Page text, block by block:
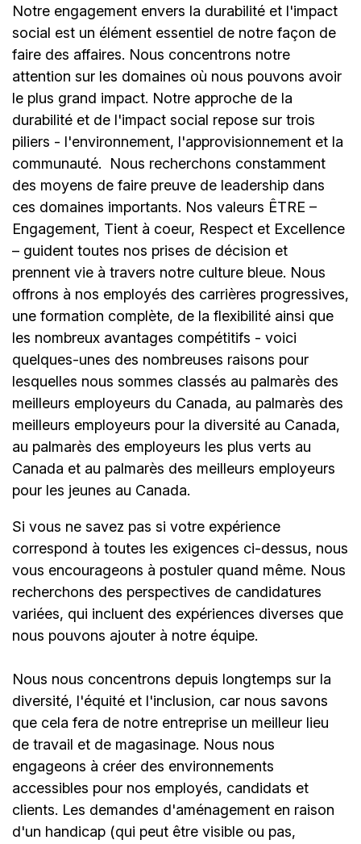
Notre engagement envers la durabilité et l'impact
social est un élément essentiel de notre façon de
faire des affaires. Nous concentrons notre
attention sur les domaines où nous pouvons avoir
le plus grand impact. Notre approche de la
durabilité et de l'impact social repose sur trois
piliers - l'environnement, l'approvisionnement et la
communauté.
Nous recherchons constamment
des moyens de faire preuve de leadership dans
ces domaines importants. Nos valeurs ÊTRE –
Engagement, Tient à coeur, Respect et Excellence
– guident toutes nos prises de décision et
prennent vie à travers notre culture bleue. Nous
offrons à nos employés des carrières progressives,
une formation complète, de la flexibilité ainsi que
les nombreux avantages compétitifs - voici
quelques-unes des nombreuses raisons pour
lesquelles nous sommes classés au palmarès des
meilleurs employeurs du Canada, au palmarès des
meilleurs employeurs pour la diversité au Canada,
au palmarès des employeurs les plus verts au
Canada et au palmarès des meilleurs employeurs
pour les jeunes au Canada.
Si vous ne savez pas si votre expérience
correspond à toutes les exigences ci-dessus, nous
vous encourageons à postuler quand même. Nous
recherchons des perspectives de candidatures
variées, qui incluent des expériences diverses que
nous pouvons ajouter à notre équipe.
Nous nous concentrons depuis longtemps sur la
diversité, l'équité et l'inclusion, car nous savons
que cela fera de notre entreprise un meilleur lieu
de travail et de magasinage. Nous nous
engageons à créer des environnements
accessibles pour nos employés, candidats et
clients. Les demandes d'aménagement en raison
d'un handicap (qui peut être visible ou pas,